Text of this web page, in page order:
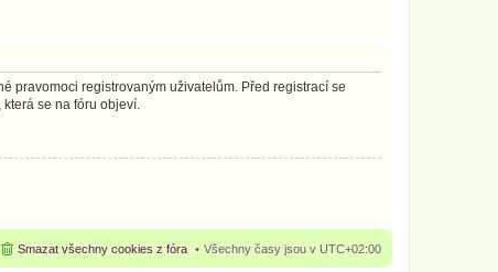
pravomoci registrovaným uživatelům. Před registrací se
se na fóru objeví.
Všechny časy jsou v UTC+02:00
Smazat všechny cookies z fóra